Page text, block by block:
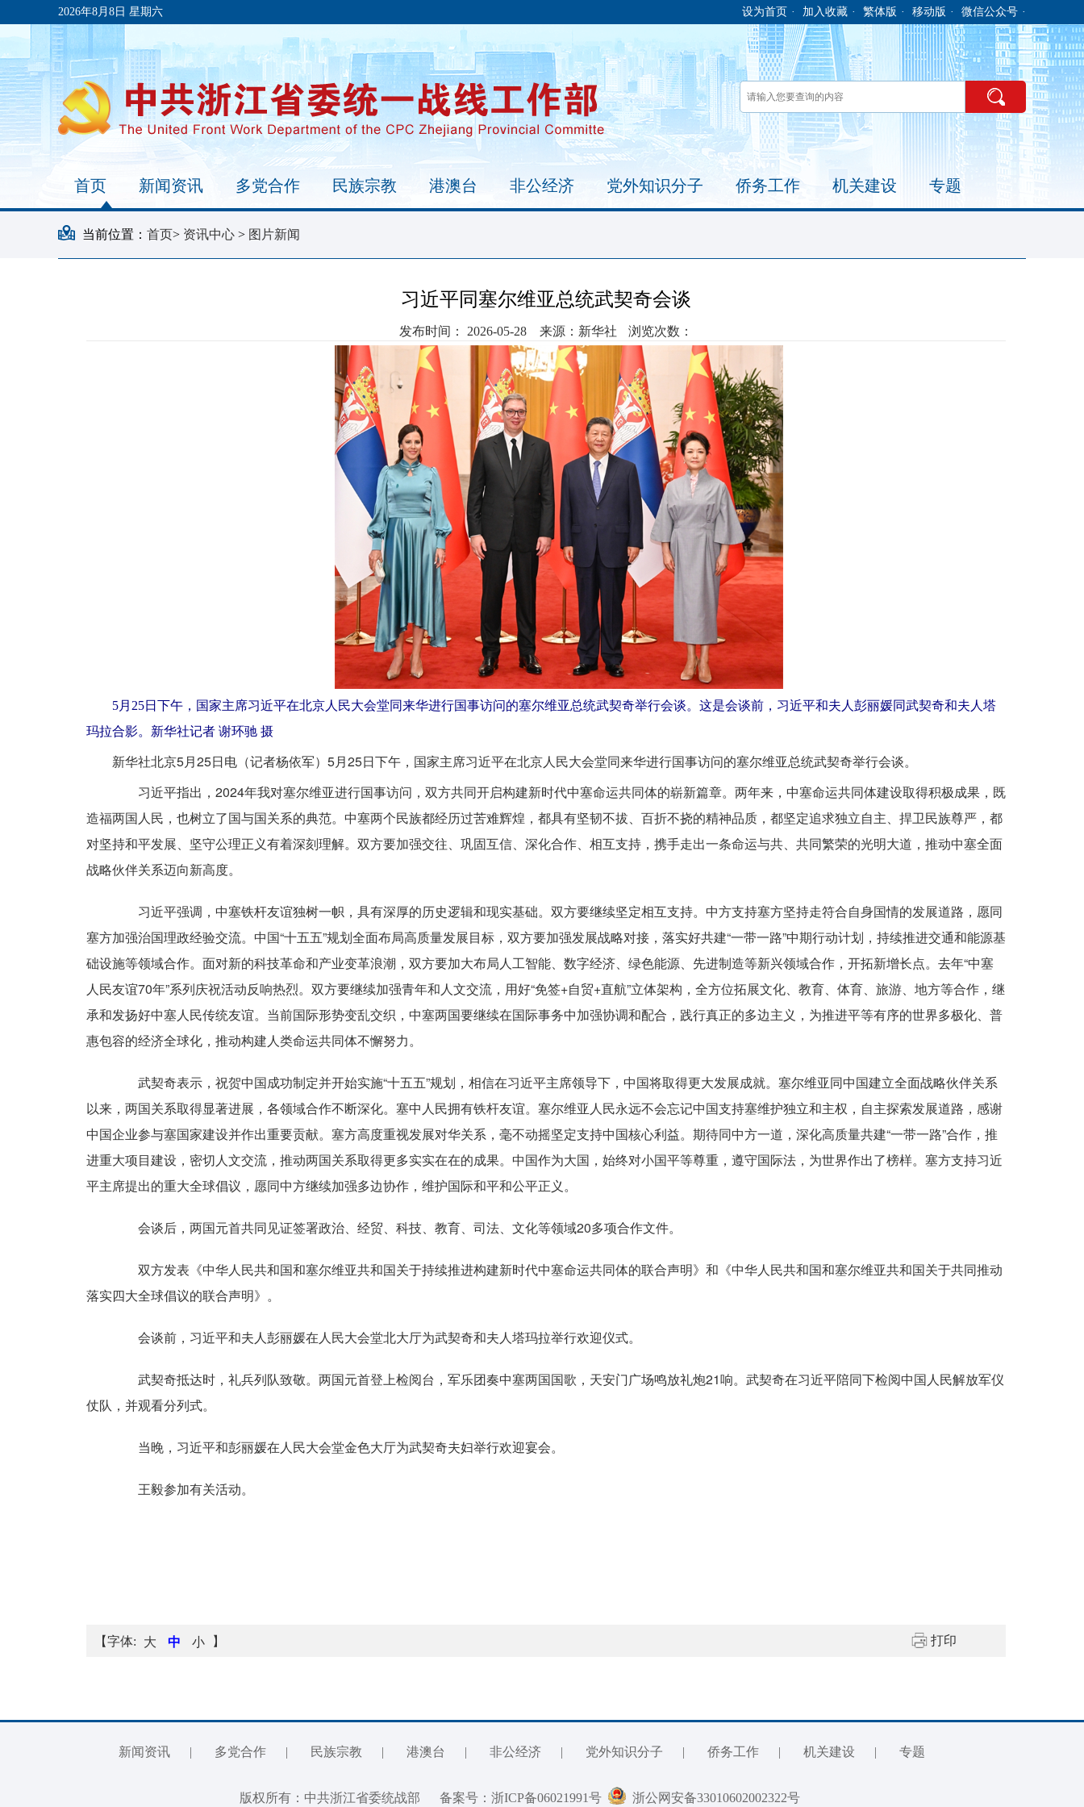
2026年8月8日 星期六 设为首页 · 加入收藏 · 繁体版 · 移动版 · 微信公众号 ·
首页 新闻资讯 多党合作 民族宗教 港澳台 非公经济 党外知识分子 侨务工作 机关建设 专题
当前位置： 首页> 资讯中心 > 图片新闻
习近平同塞尔维亚总统武契奇会谈
发布时间： 2026-05-28 来源： 新华社 浏览次数：
5月25日下午，国家主席习近平在北京人民大会堂同来华进行国事访问的塞尔维亚总统武契奇举行会谈。这是会谈前，习近平和夫人彭丽媛同武契奇和夫人塔
玛拉合影。新华社记者 谢环驰 摄
新华社北京5月25日电（记者杨依军）5月25日下午，国家主席习近平在北京人民大会堂同来华进行国事访问的塞尔维亚总统武契奇举行会谈。
习近平指出，2024年我对塞尔维亚进行国事访问，双方共同开启构建新时代中塞命运共同体的崭新篇章。两年来，中塞命运共同体建设取得积极成果，既
造福两国人民，也树立了国与国关系的典范。中塞两个民族都经历过苦难辉煌，都具有坚韧不拔、百折不挠的精神品质，都坚定追求独立自主、捍卫民族尊严，都
对坚持和平发展、坚守公理正义有着深刻理解。双方要加强交往、巩固互信、深化合作、相互支持，携手走出一条命运与共、共同繁荣的光明大道，推动中塞全面
战略伙伴关系迈向新高度。
习近平强调，中塞铁杆友谊独树一帜，具有深厚的历史逻辑和现实基础。双方要继续坚定相互支持。中方支持塞方坚持走符合自身国情的发展道路，愿同
塞方加强治国理政经验交流。中国“十五五”规划全面布局高质量发展目标，双方要加强发展战略对接，落实好共建“一带一路”中期行动计划，持续推进交通和能源基
础设施等领域合作。面对新的科技革命和产业变革浪潮，双方要加大布局人工智能、数字经济、绿色能源、先进制造等新兴领域合作，开拓新增长点。去年“中塞
人民友谊70年”系列庆祝活动反响热烈。双方要继续加强青年和人文交流，用好“免签+自贸+直航”立体架构，全方位拓展文化、教育、体育、旅游、地方等合作，继
承和发扬好中塞人民传统友谊。当前国际形势变乱交织，中塞两国要继续在国际事务中加强协调和配合，践行真正的多边主义，为推进平等有序的世界多极化、普
惠包容的经济全球化，推动构建人类命运共同体不懈努力。
武契奇表示，祝贺中国成功制定并开始实施“十五五”规划，相信在习近平主席领导下，中国将取得更大发展成就。塞尔维亚同中国建立全面战略伙伴关系
以来，两国关系取得显著进展，各领域合作不断深化。塞中人民拥有铁杆友谊。塞尔维亚人民永远不会忘记中国支持塞维护独立和主权，自主探索发展道路，感谢
中国企业参与塞国家建设并作出重要贡献。塞方高度重视发展对华关系，毫不动摇坚定支持中国核心利益。期待同中方一道，深化高质量共建“一带一路”合作，推
进重大项目建设，密切人文交流，推动两国关系取得更多实实在在的成果。中国作为大国，始终对小国平等尊重，遵守国际法，为世界作出了榜样。塞方支持习近
平主席提出的重大全球倡议，愿同中方继续加强多边协作，维护国际和平和公平正义。
会谈后，两国元首共同见证签署政治、经贸、科技、教育、司法、文化等领域20多项合作文件。
双方发表《中华人民共和国和塞尔维亚共和国关于持续推进构建新时代中塞命运共同体的联合声明》和《中华人民共和国和塞尔维亚共和国关于共同推动
落实四大全球倡议的联合声明》。
会谈前，习近平和夫人彭丽媛在人民大会堂北大厅为武契奇和夫人塔玛拉举行欢迎仪式。
武契奇抵达时，礼兵列队致敬。两国元首登上检阅台，军乐团奏中塞两国国歌，天安门广场鸣放礼炮21响。武契奇在习近平陪同下检阅中国人民解放军仪
仗队，并观看分列式。
当晚，习近平和彭丽媛在人民大会堂金色大厅为武契奇夫妇举行欢迎宴会。
王毅参加有关活动。
【字体: 大 中 小 】 打印
新闻资讯 | 多党合作 | 民族宗教 | 港澳台 | 非公经济 | 党外知识分子 | 侨务工作 | 机关建设 | 专题
版权所有：中共浙江省委统战部 备案号：浙ICP备06021991号 浙公网安备33010602002322号